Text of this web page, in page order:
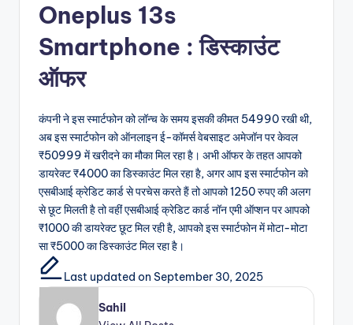
Oneplus 13s
Smartphone : डिस्काउंट
ऑफर
कंपनी ने इस स्मार्टफोन को लॉन्च के समय इसकी कीमत 54990 रखी थी,
अब इस स्मार्टफोन को ऑनलाइन ई-कॉमर्स वेबसाइट अमेजॉन पर केवल
₹50999 में खरीदने का मौका मिल रहा है। अभी ऑफर के तहत आपको
डायरेक्ट ₹4000 का डिस्काउंट मिल रहा है, अगर आप इस स्मार्टफोन को
एसबीआई क्रेडिट कार्ड से परचेस करते हैं तो आपको 1250 रुपए की अलग
से छूट मिलती है तो वहीं एसबीआई क्रेडिट कार्ड नॉन एमी ऑप्शन पर आपको
₹1000 की डायरेक्ट छूट मिल रही है, आपको इस स्मार्टफोन में मोटा-मोटा
सा ₹5000 का डिस्काउंट मिल रहा है।
Last updated on September 30, 2025
Sahil